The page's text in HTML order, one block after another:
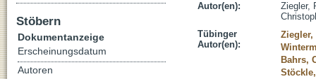
Autor(en):
Ziegler,
Tübinger
Autor(en):
Ziegler,
Bahrs,
Stöbern
Dokumentanzeige
Erscheinungsdatum
Autoren